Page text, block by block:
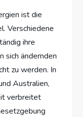
ist die
Verschiedene
ihre
sich ändernden
zu werden. In
Australien,
verbreitet